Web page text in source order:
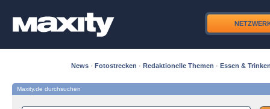
News · Fotostrecken · Redaktionelle Themen · Essen &
Maxity.de durchsuchen